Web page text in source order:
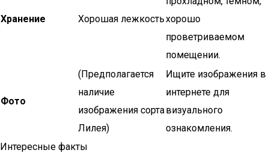
Хранение Хорошая лежкостьхорошо
проветриваемом
помещении.
Фото
(Предполагается
наличие
изображения сорта
Лилея)
Ищите изображения в
интернете для
визуального
ознакомления.
Интересные факты